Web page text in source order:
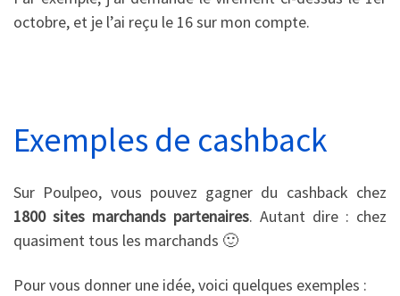
octobre, et je l’ai reçu le 16 sur mon compte.
Exemples de cashback
Sur Poulpeo, vous pouvez gagner du cashback chez
1800 sites marchands partenaires. Autant dire : chez
quasiment tous les marchands 🙂
Pour vous donner une idée, voici quelques exemples :